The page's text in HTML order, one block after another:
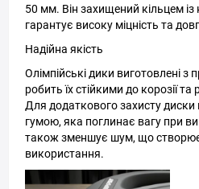
50 мм. Він захищений кільцем із
гарантує високу міцність та
Надійна якість
Олімпійські дики виготовлені з
робить їх стійкими до корозії
Для додаткового захисту
гумою, яка поглинає вагу при
також зменшує шум, що
використання.